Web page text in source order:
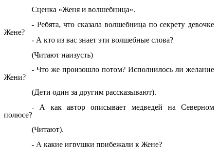
Сценка «Женя и волшебница».
- Ребята, что сказала волшебница по секрету девочке
Жене?
- А кто из вас знает эти волшебные слова?
(Читают наизусть)
- Что же произошло потом? Исполнилось ли желание
Жени?
(Дети один за другим рассказывают).
- А как автор описывает медведей на Северном
полюсе?
(Читают).
- А какие игрушки прибежали к Жене?